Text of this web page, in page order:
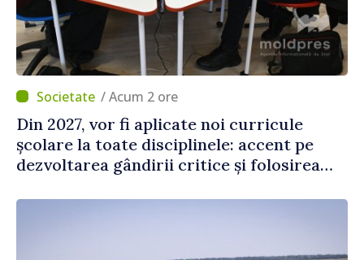
/ Acum 2 ore
Din 2027, vor fi aplicate noi curricule
școlare la toate disciplinele: accent pe
dezvoltarea gândirii critice și folosirea